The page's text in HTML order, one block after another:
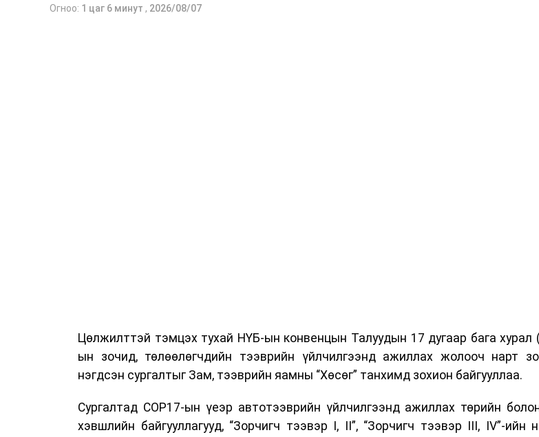
Огноо: 1 цаг 6 минут , 2026/08/07
Цөлжилттэй тэмцэх тухай НҮБ-ын конвенцын Талуудын 17 дугаар бага хурал
ын зочид, төлөөлөгчдийн тээврийн үйлчилгээнд ажиллах жолооч нарт
нэгдсэн сургалтыг Зам, тээврийн яамны “Хөсөг” танхимд зохион байгууллаа.
Сургалтад COP17-ын үеэр автотээврийн үйлчилгээнд ажиллах төрийн
хэвшлийн байгууллагууд, “Зорчигч тээвэр I, II”, “Зорчигч тээвэр III, IV”-ийн